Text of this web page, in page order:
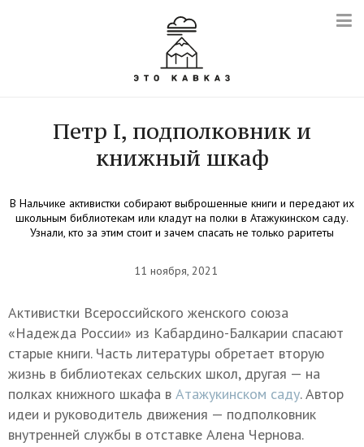
Петр I, подполковник и
книжный шкаф
В Нальчике активистки собирают выброшенные книги и передают их
школьным библиотекам или кладут на полки в Атажукинском саду.
Узнали, кто за этим стоит и зачем спасать не только раритеты
11 ноября, 2021
Активистки Всероссийского женского союза
«Надежда России» из Кабардино-Балкарии спасают
старые книги. Часть литературы обретает вторую
жизнь в библиотеках сельских школ, другая — на
полках книжного шкафа в Атажукинском саду. Автор
идеи и руководитель движения — подполковник
внутренней службы в отставке Алена Чернова.